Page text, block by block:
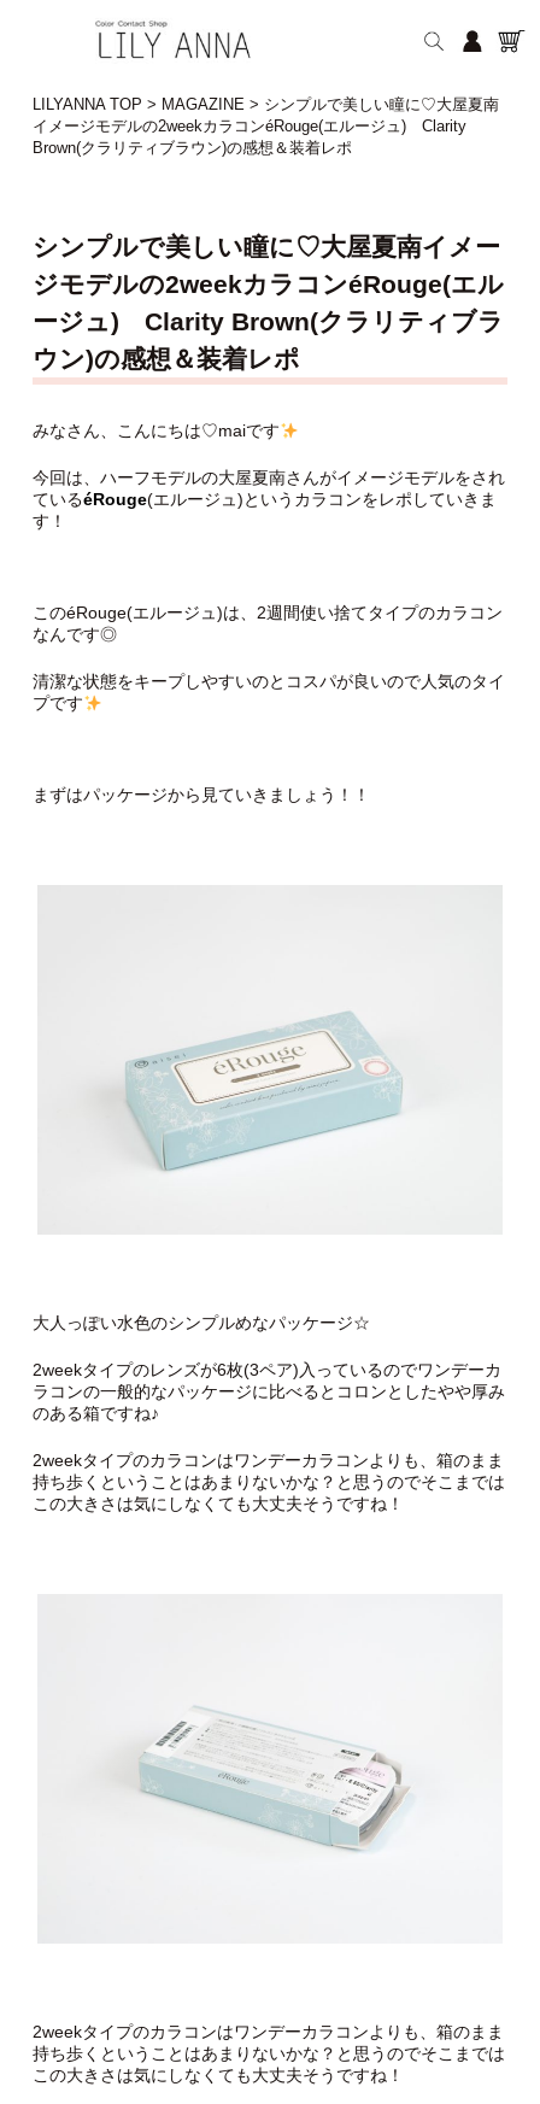
LILYANNA TOP > MAGAZINE> シンプルで美しい瞳に♡大屋夏南
イメージモデルの2weekカラコンéRouge(エルージュ) Clarity
Brown(クラリティブラウン)の感想＆装着レポ
シンプルで美しい瞳に♡大屋夏南イメー
ジモデルの2weekカラコンéRouge(エル
ージュ) Clarity Brown(クラリティブラ
ウン)の感想＆装着レポ
みなさん、こんにちは♡maiです
今回は、ハーフモデルの大屋夏南さんがイメージモデルをされ
ているéRouge(エルージュ)というカラコンをレポしていきま
す！
このéRouge(エルージュ)は、2週間使い捨てタイプのカラコン
なんです◎
清潔な状態をキープしやすいのとコスパが良いので人気のタイ
プです
まずはパッケージから見ていきましょう！！
大人っぽい水色のシンプルめなパッケージ☆
2weekタイプのレンズが6枚(3ペア)入っているのでワンデーカ
ラコンの一般的なパッケージに比べるとコロンとしたやや厚み
のある箱ですね♪
2weekタイプのカラコンはワンデーカラコンよりも、箱のまま
持ち歩くということはあまりないかな？と思うのでそこまでは
この大きさは気にしなくても大丈夫そうですね！
2weekタイプのカラコンはワンデーカラコンよりも、箱のまま
持ち歩くということはあまりないかな？と思うのでそこまでは
この大きさは気にしなくても大丈夫そうですね！